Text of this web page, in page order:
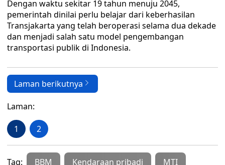
Dengan waktu sekitar 19 tahun menuju 2045,
pemerintah dinilai perlu belajar dari keberhasilan
Transjakarta yang telah beroperasi selama dua dekade
dan menjadi salah satu model pengembangan
transportasi publik di Indonesia.
Laman berikutnya
Laman:
1 2
Tag: BBM Kendaraan pribadi MTI